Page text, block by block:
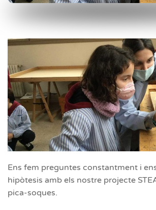
Ens fem preguntes constantment i
hipòtesis amb els nostre projecte
pica-soques.